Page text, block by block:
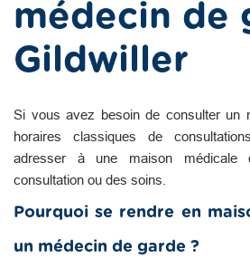
médecin de
Gildwiller
Si vous avez besoin de consulter un
horaires classiques de
adresser à une maison médicale
consultation ou des soins.
Pourquoi se rendre en
un médecin de garde ?